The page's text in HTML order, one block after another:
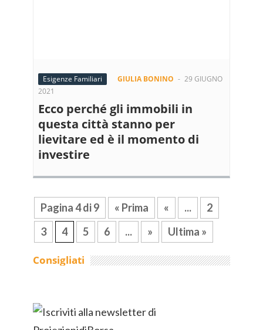
Esigenze Familiari GIULIA BONINO - 29 GIUGNO
2021
Ecco perché gli immobili in
questa città stanno per
lievitare ed è il momento di
investire
Pagina 4 di 9 « Prima « ...
2
3
4 5 6 ... » Ultima »
Consigliati